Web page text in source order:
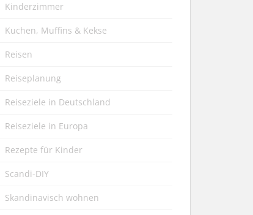
Kinderzimmer
Kuchen, Muffins & Kekse
Reisen
Reiseplanung
Reiseziele in Deutschland
Reiseziele in Europa
Rezepte für Kinder
Scandi-DIY
Skandinavisch wohnen